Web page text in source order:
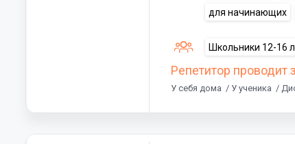
для начинающих
Школьники 12-16
Репетитор проводит
У себя дома / У ученика /